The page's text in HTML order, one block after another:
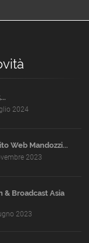
2024
Web Mandozzi...
2023
& Broadcast Asia
2023